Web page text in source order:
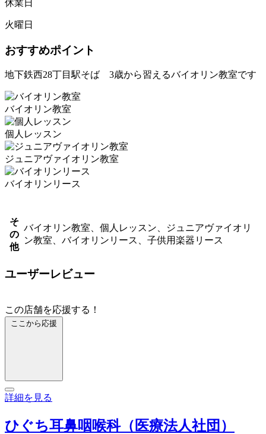
休業日
火曜日
おすすめポイント
地下鉄西28丁目駅そば 3歳から習えるバイオリン教室です
バイオリン教室
個人レッスン
ジュニアヴァイオリン教室
バイオリンリース
そ
の
他
バイオリン教室、個人レッスン、ジュニアヴァイオリ
ン教室、バイオリンリース、子供用楽器リース
ユーザーレビュー
この店舗を応援する！
ここから応援
詳細を見る
ひぐち耳鼻咽喉科（医療法人社団）